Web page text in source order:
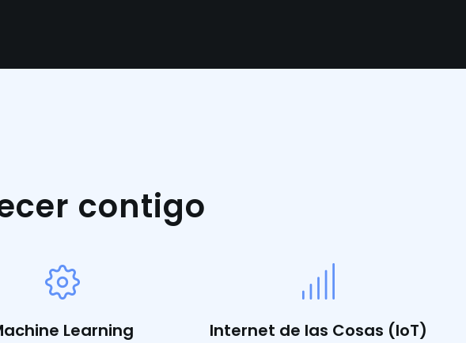
contigo
Learning Internet de las Cosas (IoT)